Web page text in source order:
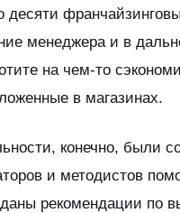
десяти
менеджера и в
на чем-то
в магазинах.
конечно, были
и методистов
рекомендации по